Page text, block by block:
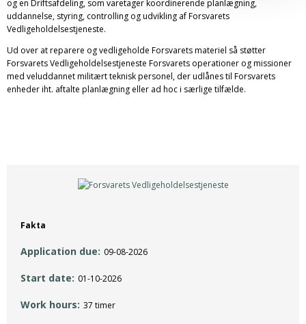
og en Driftsafdeling, som varetager koordinerende planlægning,
uddannelse, styring, controlling og udvikling af Forsvarets
Vedligeholdelsestjeneste.
Ud over at reparere og vedligeholde Forsvarets materiel så støtter
Forsvarets Vedligeholdelsestjeneste Forsvarets operationer og missioner
med veluddannet militært teknisk personel, der udlånes til Forsvarets
enheder iht. aftalte planlægning eller ad hoc i særlige tilfælde.
Fakta
Application due 09-08-2026
Start date 01-10-2026
Work hours 37 timer